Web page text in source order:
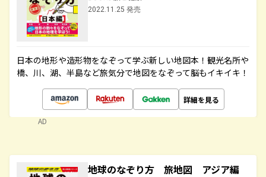
2022.11.25 発売
日本の地形や造形物をなぞって学ぶ新しい地図本！観光名所や
橋、川、湖、半島など旅気分で地図をなぞって脳もイキイキ！
詳細を見る
AD
地球のなぞり方 旅地図 アジア編